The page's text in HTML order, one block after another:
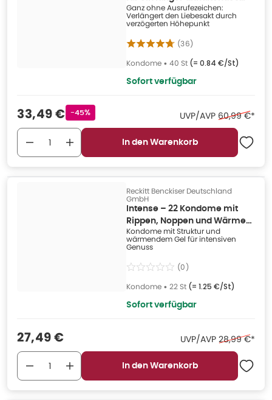
bzw. speziellen Gelen (z.B. wärmend, kühlend).
Für die volle Schutzwirkung ist die korrekte Anwendung des
Kondoms und die Wahl der passenden Größe entscheidend. Beachten
Stöbern Sie durch unser Sortiment und finden Sie die passenden
Liebesleben. Entdecken Sie jetzt Ihre Auswahl bei medpex.
Vergnügen 40 St
Ganz ohne Ausrufezeichen:
Verlängert den Liebesakt durch
verzögerten Höhepunkt
(36)
Kondome • 40 St (= 0.84 €/St)
Sofort verfügbar
Verkaufspreis
33,49 € Rabattstempel
-45% UVP/AVP Ehemaliger
60,99 €*
In den Warenkorb
Reckitt Benckiser Deutschland
GmbH
Intense – 22 Kondome mit
Rippen, Noppen und Wärme-
Effekt (22 Kondome) 22 St
Kondome mit Struktur und
wärmendem Gel für intensiven
Genuss
(0)
Kondome • 22 St (= 1.25 €/St)
Sofort verfügbar
Verkaufspreis
27,49 € UVP/AVP Ehemaliger
28,99 €*
In den Warenkorb